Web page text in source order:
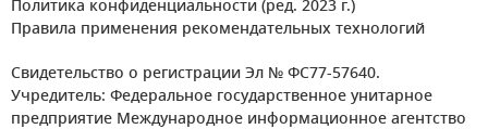
Политика конфиденциальности (ред. 2023 г.)
Правила применения рекомендательных технологий
Свидетельство о регистрации Эл № ФС77-57640.
Учредитель: Федеральное государственное унитарное
предприятие Международное информационное агентство